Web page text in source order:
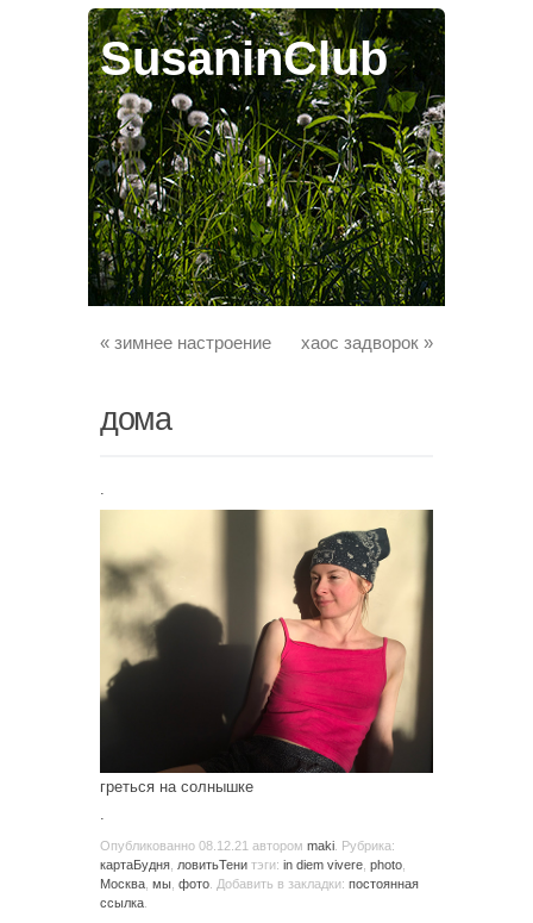
SusaninClub
« зимнее настроение хаос задворок »
дома
греться на солнышке
.
Опубликованно 08.12.21 автором maki . Рубрика:
картаБудня ловитьТени тэги: in diem vivere photo
Москва мы фото . Добавить в закладки: постоянная
ссылка